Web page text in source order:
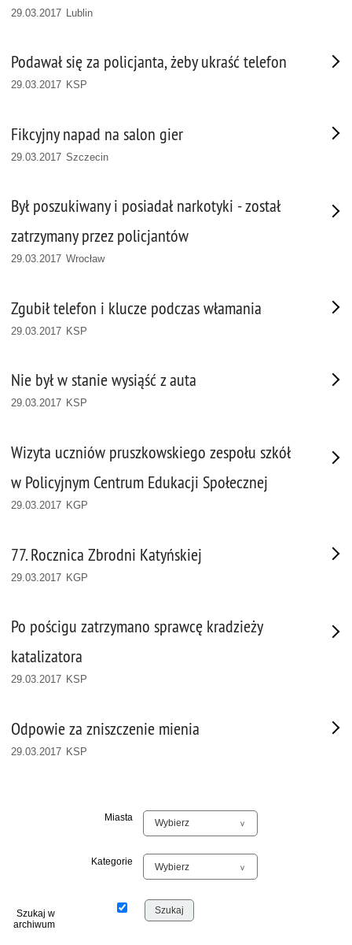
29.03.2017 Lublin
Podawał się za policjanta, żeby ukraść telefon
29.03.2017 KSP
Fikcyjny napad na salon gier
29.03.2017 Szczecin
Był poszukiwany i posiadał narkotyki - został
zatrzymany przez policjantów
29.03.2017 Wrocław
Zgubił telefon i klucze podczas włamania
29.03.2017 KSP
Nie był w stanie wysiąść z auta
29.03.2017 KSP
Wizyta uczniów pruszkowskiego zespołu szkół
w Policyjnym Centrum Edukacji Społecznej
29.03.2017 KGP
77. Rocznica Zbrodni Katyńskiej
29.03.2017 KGP
Po pościgu zatrzymano sprawcę kradzieży
katalizatora
29.03.2017 KSP
Odpowie za zniszczenie mienia
29.03.2017 KSP
Miasta
Kategorie
Szukaj w
archiwum